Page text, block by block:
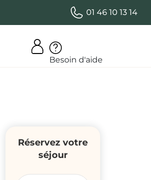
01 46 10 13 14
Besoin d'aide
Réservez votre
séjour